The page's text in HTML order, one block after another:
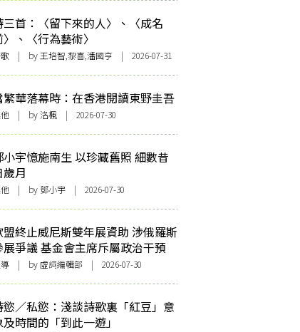
三首：〈留下來的人〉、〈成名
、〈行為藝術〉
| by 王培智,黎喜,潘國亨 | 2026-07-31
繁華落幕時：在香港閱讀東野圭吾
| by洛楓 | 2026-07-30
小宇憶施南生 以珍藏舊照 細數昔
歲月
| by 鄧小宇 | 2026-07-30
盟終止威尼斯雙年展資助 涉俄羅斯
展爭議 基金會主席斥屬政治干預
| by 虛詞編輯部 | 2026-07-30
慾／私慾：淺談詩歌裏「紅豆」意
及時間的「到此一遊」